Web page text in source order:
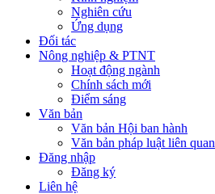
Nghiên cứu
Ứng dụng
Đối tác
Nông nghiệp & PTNT
Hoạt động ngành
Chính sách mới
Điểm sáng
Văn bản
Văn bản Hội ban hành
Văn bản pháp luật liên quan
Đăng nhập
Đăng ký
Liên hệ